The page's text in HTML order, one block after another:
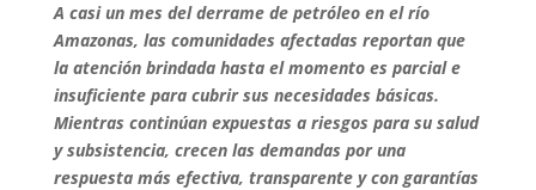
A casi un mes del derrame de petróleo en el río
Amazonas, las comunidades afectadas reportan que
la atención brindada hasta el momento es parcial e
insuficiente para cubrir sus necesidades básicas.
Mientras continúan expuestas a riesgos para su salud
y subsistencia, crecen las demandas por una
respuesta más efectiva, transparente y con garantías